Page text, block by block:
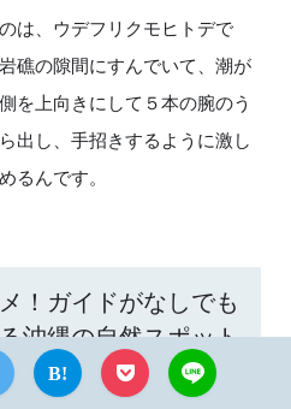
は、ウデフリクモヒトデで
礁の隙間にすんでいて、潮が
を上向きにして５本の腕のう
出し、手招きするように激し
るんです。
！ガイドがなしでも
沖縄の自然スポット
マングローブ）